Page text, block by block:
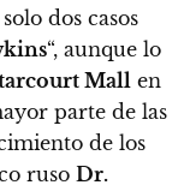
dos casos
“, aunque lo
Mall en
parte de las
de los
ruso Dr.